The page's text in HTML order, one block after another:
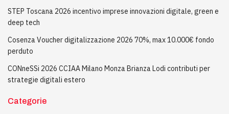
STEP Toscana 2026 incentivo imprese innovazioni digitale, green e
deep tech
Cosenza Voucher digitalizzazione 2026 70%, max 10.000€ fondo
perduto
CONneSSi 2026 CCIAA Milano Monza Brianza Lodi contributi per
strategie digitali estero
Categorie